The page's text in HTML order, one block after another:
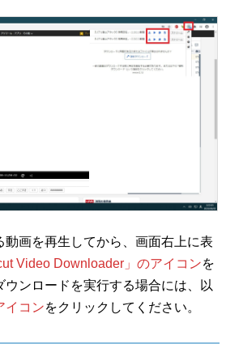
動画を再生してから、画面右上に表
Video Downloader」のアイコンを
ウンロードを実行する場合には、以
イコンをクリックしてください。